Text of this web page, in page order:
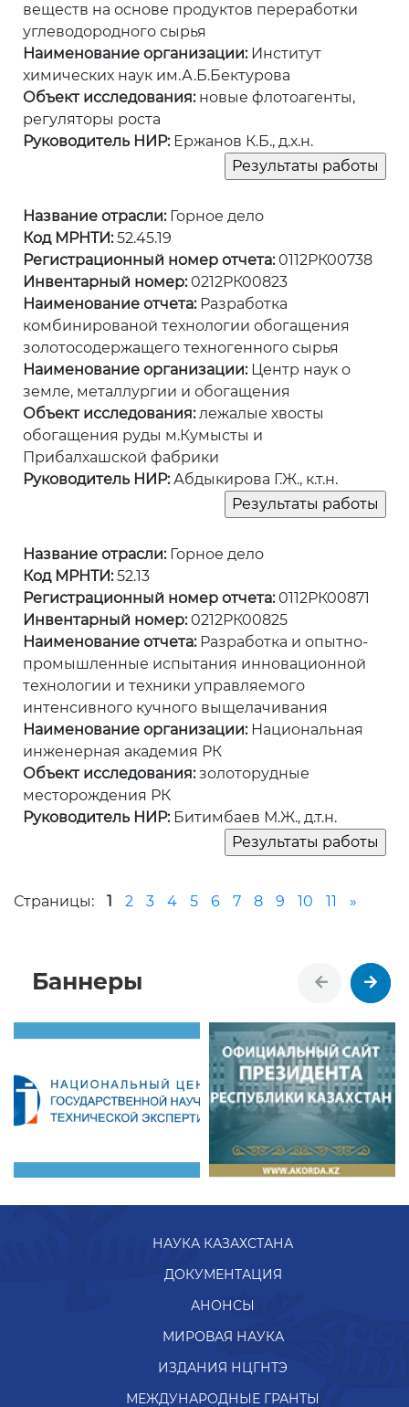
веществ на основе продуктов переработки
углеводородного сырья
Наименование организации:Институт
химических наук им.А.Б.Бектурова
Объект исследования:новые флотоагенты,
регуляторы роста
Руководитель НИР:Ержанов К.Б., д.х.н.
Название отрасли:Горное дело
Код МРНТИ:52.45.19
Регистрационный номер отчета:0112РК00738
Инвентарный номер:0212РК00823
Наименование отчета:Разработка
комбинированой технологии обогащения
золотосодержащего техногенного сырья
Наименование организации:Центр наук о
земле, металлургии и обогащения
Объект исследования:лежалые хвосты
обогащения руды м.Кумысты и
Прибалхашской фабрики
Руководитель НИР:Абдыкирова Г.Ж., к.т.н.
Название отрасли:Горное дело
Код МРНТИ:52.13
Регистрационный номер отчета:0112РК00871
Инвентарный номер:0212РК00825
Наименование отчета:Разработка и опытно-
промышленные испытания инновационной
технологии и техники управляемого
интенсивного кучного выщелачивания
Наименование организации:Национальная
инженерная академия РК
Объект исследования:золоторудные
месторождения РК
Руководитель НИР:Битимбаев М.Ж., д.т.н.
Страницы: 1 2 3 4 5 6 7 8 9 10 11 »
Баннеры
НАУКА КАЗАХСТАНА
ДОКУМЕНТАЦИЯ
АНОНСЫ
МИРОВАЯ НАУКА
ИЗДАНИЯ НЦГНТЭ
МЕЖДУНАРОДНЫЕ ГРАНТЫ